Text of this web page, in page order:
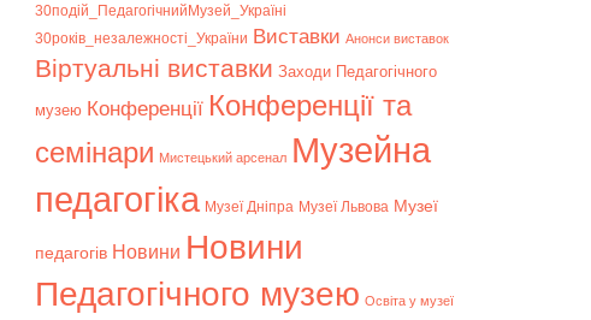
30подій_ПедагогічнийМузей_Україні
30років_незалежності_України Bиставки Анонси виставок
Віртуальні виставки Заходи Педагогічного
музею Конференції Конференції та
семінари Мистецький арсенал Музейна
педагогіка Музеї Дніпра Музеї Львова Музеї
педагогів Новини Новини
Педагогічного музею Освіта у музеї